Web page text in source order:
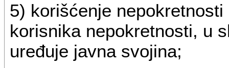
5) korišćenje
korisnika nepokretnosti, u
uređuje javna svojina;